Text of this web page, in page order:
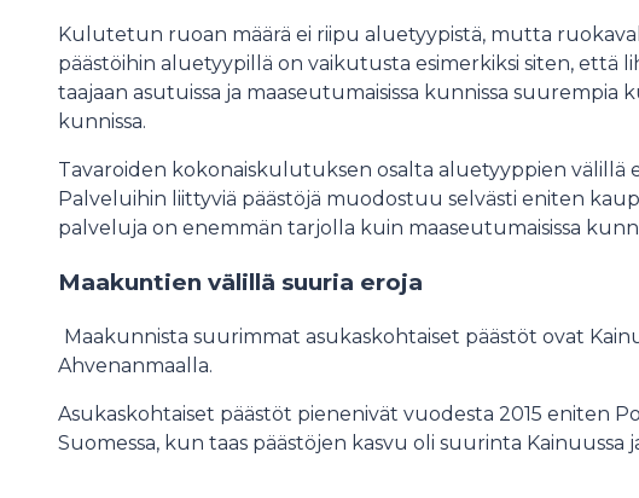
Kulutetun ruoan määrä ei riipu aluetyypistä, mutta
päästöihin aluetyypillä on vaikutusta esimerkiksi siten, että
taajaan asutuissa ja maaseutumaisissa kunnissa suurempia
kunnissa.
Tavaroiden kokonaiskulutuksen osalta aluetyyppien välillä
Palveluihin liittyviä päästöjä muodostuu selvästi eniten
palveluja on enemmän tarjolla kuin maaseutumaisissa
Maakuntien välillä suuria eroja
Maakunnista suurimmat asukaskohtaiset päästöt ovat
Ahvenanmaalla.
Asukaskohtaiset päästöt pienenivät vuodesta 2015 eniten
Suomessa, kun taas päästöjen kasvu oli suurinta Kainuussa